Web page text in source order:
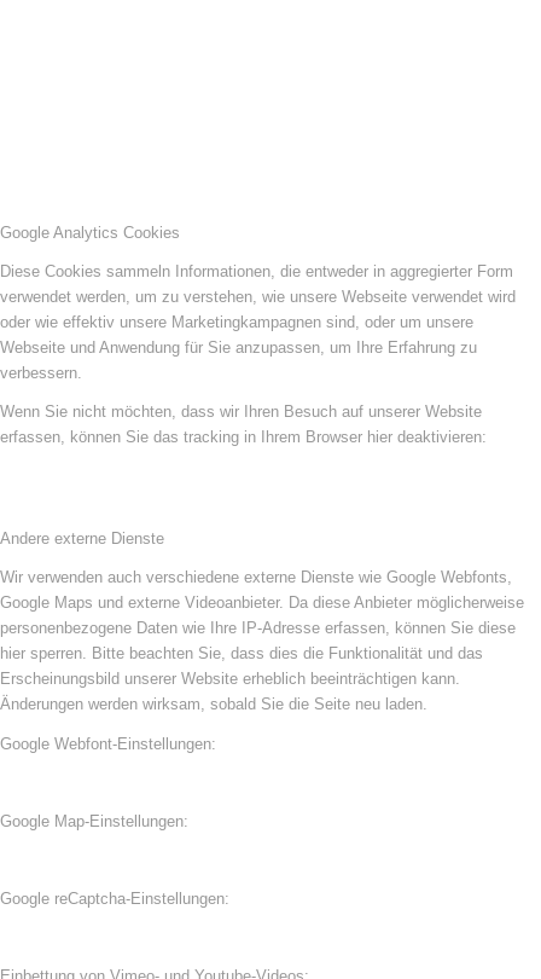
Google Analytics Cookies
Diese Cookies sammeln Informationen, die entweder in aggregierter Form
verwendet werden, um zu verstehen, wie unsere Webseite verwendet wird
oder wie effektiv unsere Marketingkampagnen sind, oder um unsere
Webseite und Anwendung für Sie anzupassen, um Ihre Erfahrung zu
verbessern.
Wenn Sie nicht möchten, dass wir Ihren Besuch auf unserer Website
erfassen, können Sie das tracking in Ihrem Browser hier deaktivieren:
Andere externe Dienste
Wir verwenden auch verschiedene externe Dienste wie Google Webfonts,
Google Maps und externe Videoanbieter. Da diese Anbieter möglicherweise
personenbezogene Daten wie Ihre IP-Adresse erfassen, können Sie diese
hier sperren. Bitte beachten Sie, dass dies die Funktionalität und das
Erscheinungsbild unserer Website erheblich beeinträchtigen kann.
Änderungen werden wirksam, sobald Sie die Seite neu laden.
Google Webfont-Einstellungen:
Google Map-Einstellungen:
Google reCaptcha-Einstellungen: